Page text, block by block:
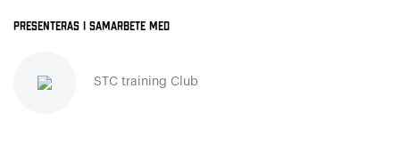
Presenteras i samarbete med
STC training Club